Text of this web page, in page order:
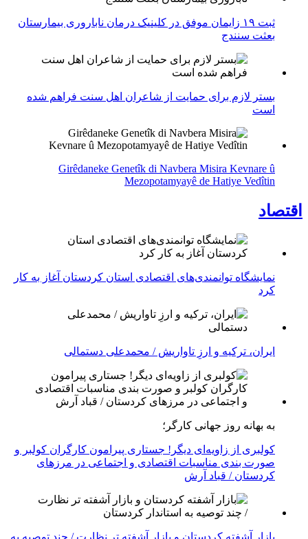
ثبت ۱۹ زایمان موفق در کلینیک درمان ناباروری بیمارستان
بعثت سنندج
بستر لازم برای حمایت از شاعران اهل سنت فراهم شده
است
Girêdaneke Genetîk di Navbera Misira Kevnare û
Mezopotamyayê de Hatiye Vedîtin
اقتصاد
نمایشگاه توانمندی‌های اقتصادی استان کردستان آغاز به کار
کرد
ایران، ترکیه و ارزِ تاواریش / محمدعلی دستمالی
به بهانه روز جهانی کارگر؛
کولبری از زاویه‌ای دیگر! جستاری پیرامون کارگران کولبر و
صورت بندی مناسبات اقتصادی و اجتماعی در مرزهای
کردستان / قباد آرش